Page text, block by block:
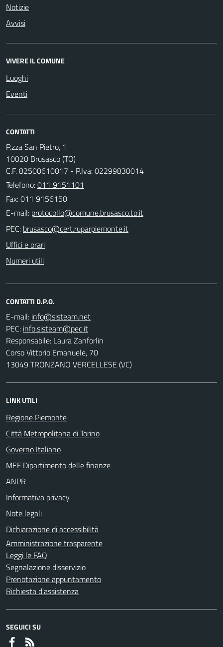
Notizie
Avvisi
VIVERE IL COMUNE
Luoghi
Eventi
CONTATTI
P.zza San Pietro, 1
10020 Brusasco (TO)
C.F. 82500610017 - P.Iva: 02299830014
Telefono:011 9151101
Fax: 011 9156150
E-mail:
PEC:
Uffici e orari
Numeri utili
CONTATTI D.P.O.
E-mail:
PEC:
Responsabile: Laura Zanforlin
Corso Vittorio Emanuele, 70
13049 TRONZANO VERCELLESE (VC)
LINK UTILI
Regione Piemonte
Città Metropolitana di Torino
Governo Italiano
MEF Dipartimento delle finanze
ANPR
Informativa privacy
Note legali
Dichiarazione di accessibilità
Amministrazione trasparente
Leggi le FAQ
Segnalazione disservizio
Prenotazione appuntamento
Richiesta d'assistenza
SEGUICI SU